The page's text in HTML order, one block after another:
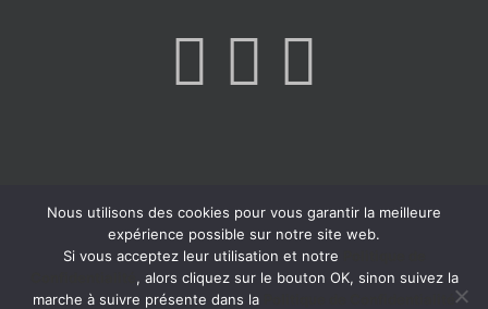
Nous utilisons des cookies pour vous garantir la meilleure
expérience possible sur notre site web.
Si vous acceptez leur utilisation et notre
, alors cliquez sur le bouton OK, sinon suivez la
marche à suivre présente dans la